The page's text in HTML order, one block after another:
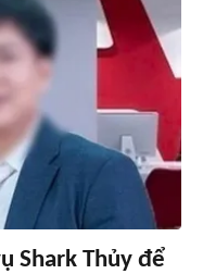
Shark Thủy để